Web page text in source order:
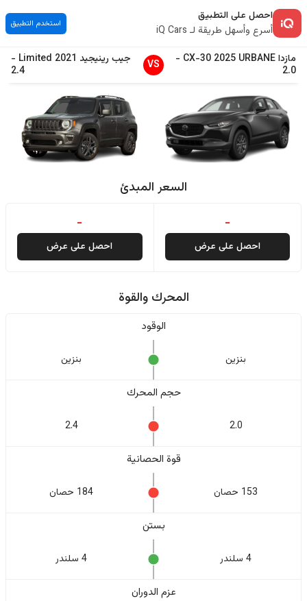
احصل على التطبيق
أسرع وأسهل طريقة لـ iQ Cars
استخدم التطبيق
مازدا CX-30 2025 URBANE
-
2.0
VS جيب رينيجيد 2021
Limited
-
2.4
السعر المبدئ
-
احصل على عرض
-
احصل على عرض
المحرك والقوة
الوقود
بنزين بنزين
حجم المحرك
2.0
2.4
قوة الحصانية
153 حصان 184 حصان
بستن
4 سلندر 4 سلندر
عزم الدوران